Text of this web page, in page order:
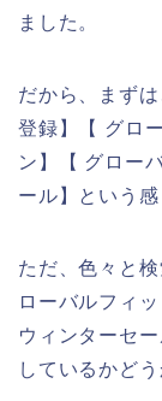
ました。
だから、まず
登録】【 グロ
ン】【 グロー
ール】という
ただ、色々と
ローバルフィ
ウィンターセ
しているかど